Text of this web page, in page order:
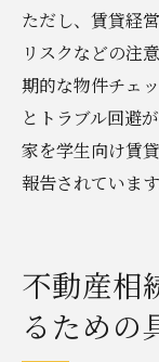
ただし、賃貸経
リスクなどの注
期的な物件チェ
とトラブル回避
家を学生向け賃
報告されています
不動産相
るための